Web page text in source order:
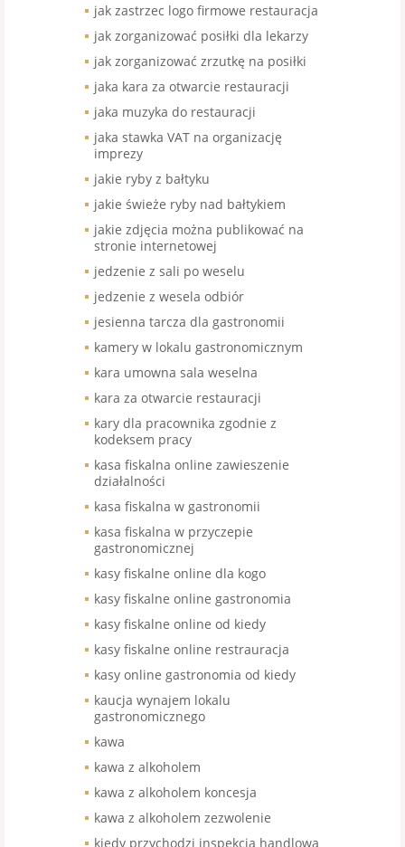
jak zastrzec logo firmowe restauracja
jak zorganizować posiłki dla lekarzy
jak zorganizować zrzutkę na posiłki
jaka kara za otwarcie restauracji
jaka muzyka do restauracji
jaka stawka VAT na organizację
imprezy
jakie ryby z bałtyku
jakie świeże ryby nad bałtykiem
jakie zdjęcia można publikować na
stronie internetowej
jedzenie z sali po weselu
jedzenie z wesela odbiór
jesienna tarcza dla gastronomii
kamery w lokalu gastronomicznym
kara umowna sala weselna
kara za otwarcie restauracji
kary dla pracownika zgodnie z
kodeksem pracy
kasa fiskalna online zawieszenie
działalności
kasa fiskalna w gastronomii
kasa fiskalna w przyczepie
gastronomicznej
kasy fiskalne online dla kogo
kasy fiskalne online gastronomia
kasy fiskalne online od kiedy
kasy fiskalne online restrauracja
kasy online gastronomia od kiedy
kaucja wynajem lokalu
gastronomicznego
kawa
kawa z alkoholem
kawa z alkoholem koncesja
kawa z alkoholem zezwolenie
kiedy przychodzi inspekcja handlowa